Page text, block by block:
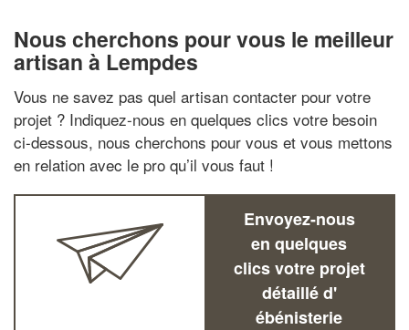
Nous cherchons pour vous le meilleur
artisan à Lempdes
Vous ne savez pas quel artisan contacter pour votre
projet ? Indiquez-nous en quelques clics votre besoin
ci-dessous, nous cherchons pour vous et vous mettons
en relation avec le pro qu’il vous faut !
Envoyez-nous
en quelques
clics votre projet
détaillé d'
ébénisterie